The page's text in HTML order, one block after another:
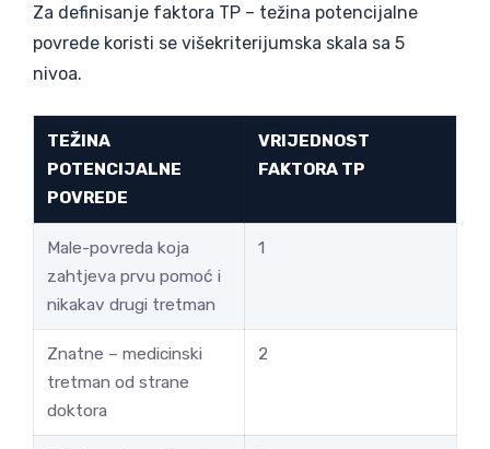
Za definisanje faktora TP – težina potencijalne
povrede koristi se višekriterijumska skala sa 5
nivoa.
TEŽINA
POTENCIJALNE
POVREDE
VRIJEDNOST
FAKTORA TP
Male-povreda koja
zahtjeva prvu pomoć i
nikakav drugi tretman
1
Znatne – medicinski
tretman od strane
doktora
2